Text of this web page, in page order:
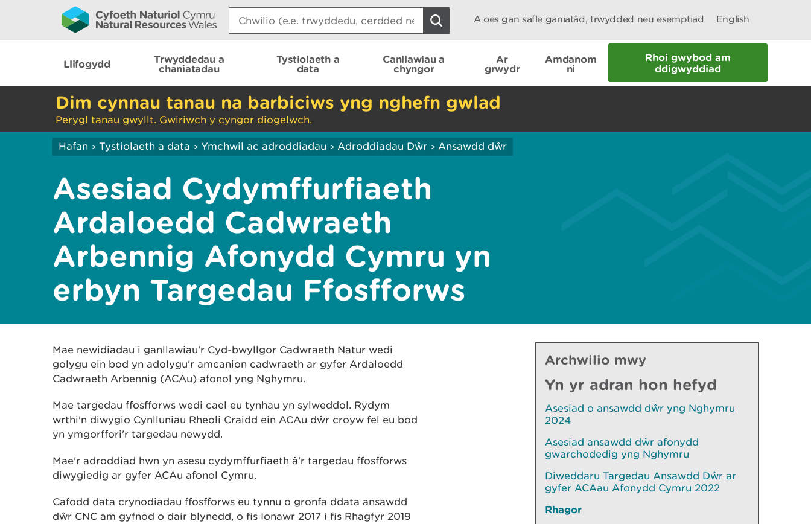
Search:
A oes gan safle ganiatâd, trwydded neu esemptiad English
Llifogydd
Trwyddedau a
chaniatadau
Tystiolaeth a
data
Canllawiau a
chyngor
Ar
grwydr
Amdanom
ni
Rhoi gwybod am
ddigwyddiad
Dim cynnau tanau na barbiciws yng nghefn gwlad
Perygl tanau gwyllt. Gwiriwch y cyngor diogelwch.
Hafan > Tystiolaeth a data > Ymchwil ac adroddiadau > Adroddiadau Dŵr > Ansawdd dŵr
Asesiad Cydymffurfiaeth
Ardaloedd Cadwraeth
Arbennig Afonydd Cymru yn
erbyn Targedau Ffosfforws
Mae newidiadau i ganllawiau'r Cyd-bwyllgor Cadwraeth Natur wedi
golygu ein bod yn adolygu'r amcanion cadwraeth ar gyfer Ardaloedd
Cadwraeth Arbennig (ACAu) afonol yng Nghymru.
Mae targedau ffosfforws wedi cael eu tynhau yn sylweddol. Rydym
wrthi'n diwygio Cynlluniau Rheoli Craidd ein ACAu dŵr croyw fel eu bod
yn ymgorffori'r targedau newydd.
Mae'r adroddiad hwn yn asesu cydymffurfiaeth â'r targedau ffosfforws
diwygiedig ar gyfer ACAu afonol Cymru.
Cafodd data crynodiadau ffosfforws eu tynnu o gronfa ddata ansawdd
dŵr CNC am gyfnod o dair blynedd, o fis Ionawr 2017 i fis Rhagfyr 2019
Archwilio mwy
Yn yr adran hon hefyd
Asesiad o ansawdd dŵr yng Nghymru
2024
Asesiad ansawdd dŵr afonydd
gwarchodedig yng Nghymru
Diweddaru Targedau Ansawdd Dŵr ar
gyfer ACAau Afonydd Cymru 2022
Rhagor